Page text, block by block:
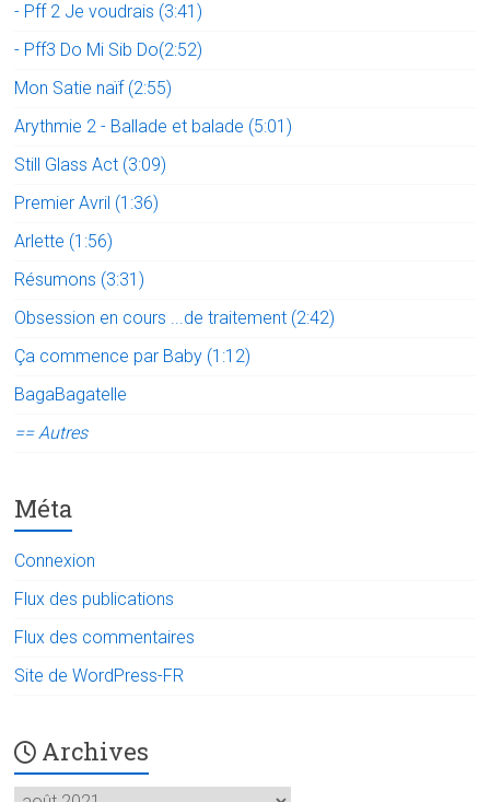
- Pff 2 Je voudrais (3:41)
- Pff3 Do Mi Sib Do(2:52)
Mon Satie naïf (2:55)
Arythmie 2 - Ballade et balade (5:01)
Still Glass Act (3:09)
Premier Avril (1:36)
Arlette (1:56)
Résumons (3:31)
Obsession en cours ...de traitement (2:42)
Ça commence par Baby (1:12)
BagaBagatelle
== Autres
Méta
Connexion
Flux des publications
Flux des commentaires
Site de WordPress-FR
Archives
Archives